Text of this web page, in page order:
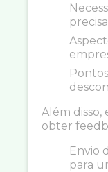
Além disso,
obter
Envio
para